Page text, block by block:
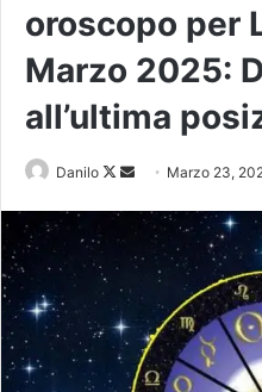
oroscopo per
Marzo 2025:
all’ultima
Danilo Marzo 23,